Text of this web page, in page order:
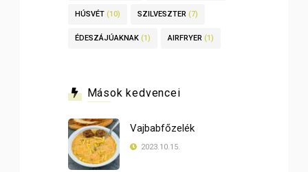
HÚSVÉT (10) SZILVESZTER (7)
ÉDESZÁJÚAKNAK (1) AIRFRYER (1)
Mások kedvencei
Vajbabfőzelék
2023.10.15.